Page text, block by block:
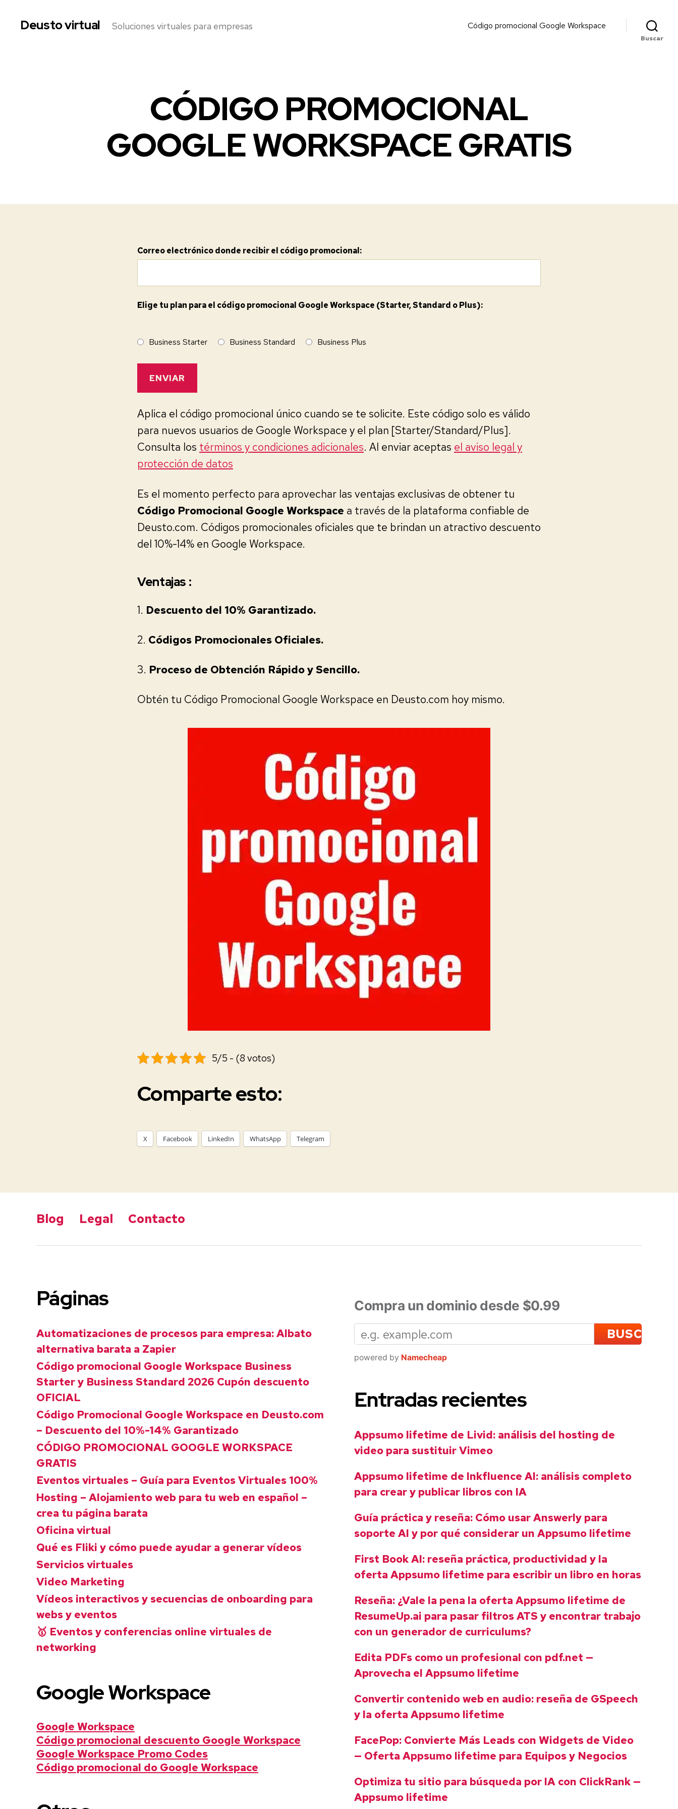
Deusto virtual Soluciones virtuales para empresas Código promocional Google Workspace
Buscar
CÓDIGO PROMOCIONAL
GOOGLE WORKSPACE GRATIS
Correo electrónico donde recibir el código promocional:
Elige tu plan para el código promocional Google Workspace (Starter, Standard o Plus):
Business Starter Business Standard Business Plus
Aplica el código promocional único cuando se te solicite. Este código solo es válido
para nuevos usuarios de Google Workspace y el plan [Starter/Standard/Plus].
Consulta los términos y condiciones adicionales. Al enviar aceptas el aviso legal y
protección de datos
Es el momento perfecto para aprovechar las ventajas exclusivas de obtener tu
Código Promocional Google Workspace a través de la plataforma confiable de
Deusto.com. Códigos promocionales oficiales que te brindan un atractivo descuento
del 10%-14% en Google Workspace.
Ventajas :
1. Descuento del 10% Garantizado.
2. Códigos Promocionales Oficiales.
3. Proceso de Obtención Rápido y Sencillo.
Obtén tu Código Promocional Google Workspace en Deusto.com hoy mismo.
5/5 - (8 votos)
Comparte esto:
X Facebook LinkedIn WhatsApp Telegram
Blog Legal Contacto
Páginas
Automatizaciones de procesos para empresa: Albato
alternativa barata a Zapier
Código promocional Google Workspace Business
Starter y Business Standard 2026 Cupón descuento
OFICIAL
Código Promocional Google Workspace en Deusto.com
– Descuento del 10%-14% Garantizado
CÓDIGO PROMOCIONAL GOOGLE WORKSPACE
GRATIS
Eventos virtuales – Guía para Eventos Virtuales 100%
Hosting – Alojamiento web para tu web en español –
crea tu página barata
Oficina virtual
Qué es Fliki y cómo puede ayudar a generar vídeos
Servicios virtuales
Video Marketing
Vídeos interactivos y secuencias de onboarding para
webs y eventos
🥇 Eventos y conferencias online virtuales de
networking
Google Workspace
Google Workspace
Código promocional descuento Google Workspace
Google Workspace Promo Codes
Código promocional do Google Workspace
Compra un dominio desde $0.99
powered by Namecheap
Entradas recientes
Appsumo lifetime de Livid: análisis del hosting de
video para sustituir Vimeo
Appsumo lifetime de Inkfluence AI: análisis completo
para crear y publicar libros con IA
Guía práctica y reseña: Cómo usar Answerly para
soporte AI y por qué considerar un Appsumo lifetime
First Book AI: reseña práctica, productividad y la
oferta Appsumo lifetime para escribir un libro en horas
Reseña: ¿Vale la pena la oferta Appsumo lifetime de
ResumeUp.ai para pasar filtros ATS y encontrar trabajo
con un generador de curriculums?
Edita PDFs como un profesional con pdf.net —
Aprovecha el Appsumo lifetime
Convertir contenido web en audio: reseña de GSpeech
y la oferta Appsumo lifetime
FacePop: Convierte Más Leads con Widgets de Video
— Oferta Appsumo lifetime para Equipos y Negocios
Optimiza tu sitio para búsqueda por IA con ClickRank —
Appsumo lifetime